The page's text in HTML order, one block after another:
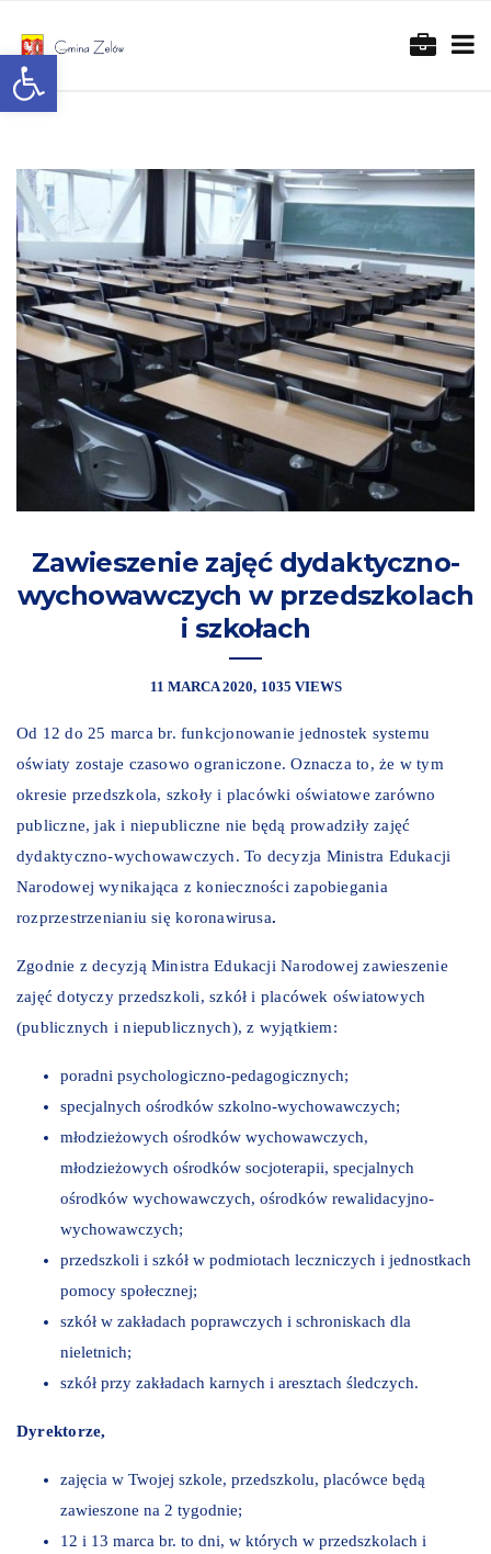
Otwórz pasek narzędzi
Zawieszenie zajęć dydaktyczno-
wychowawczych w przedszkolach
i szkołach
11 MARCA 2020 1035 VIEWS
Od 12 do 25 marca br. funkcjonowanie jednostek systemu
oświaty zostaje czasowo ograniczone. Oznacza to, że w tym
okresie przedszkola, szkoły i placówki oświatowe zarówno
publiczne, jak i niepubliczne nie będą prowadziły zajęć
dydaktyczno-wychowawczych. To decyzja Ministra Edukacji
Narodowej wynikająca z konieczności zapobiegania
rozprzestrzenianiu się koronawirusa.
Zgodnie z decyzją Ministra Edukacji Narodowej zawieszenie
zajęć dotyczy przedszkoli, szkół i placówek oświatowych
(publicznych i niepublicznych), z wyjątkiem:
poradni psychologiczno-pedagogicznych;
specjalnych ośrodków szkolno-wychowawczych;
młodzieżowych ośrodków wychowawczych,
młodzieżowych ośrodków socjoterapii, specjalnych
ośrodków wychowawczych, ośrodków rewalidacyjno-
wychowawczych;
przedszkoli i szkół w podmiotach leczniczych i jednostkach
pomocy społecznej;
szkół w zakładach poprawczych i schroniskach dla
nieletnich;
szkół przy zakładach karnych i aresztach śledczych.
Dyrektorze,
zajęcia w Twojej szkole, przedszkolu, placówce będą
zawieszone na 2 tygodnie;
12 i 13 marca br. to dni, w których w przedszkolach i